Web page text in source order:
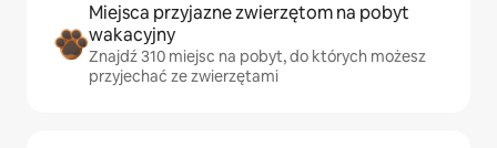
Miejsca przyjazne zwierzętom na pobyt
wakacyjny
Znajdź 310 miejsc na pobyt, do których możesz
przyjechać ze zwierzętami